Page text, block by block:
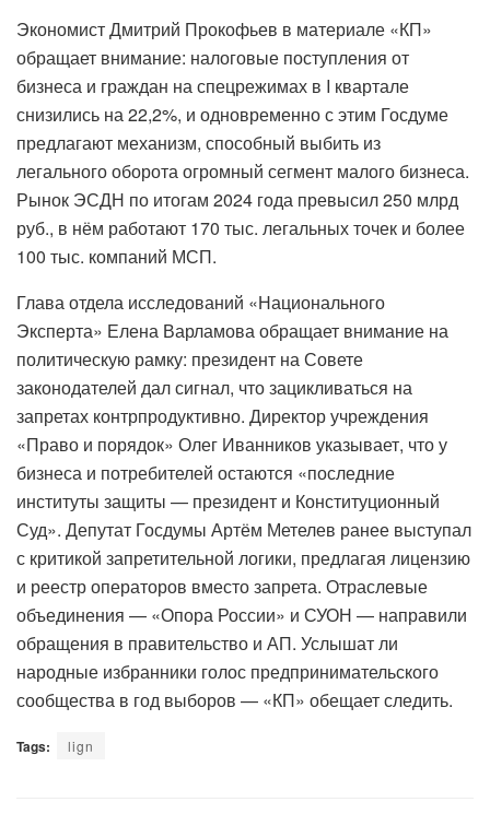
Экономист Дмитрий Прокофьев в материале «КП»
обращает внимание: налоговые поступления от
бизнеса и граждан на спецрежимах в I квартале
снизились на 22,2%, и одновременно с этим Госдуме
предлагают механизм, способный выбить из
легального оборота огромный сегмент малого бизнеса.
Рынок ЭСДН по итогам 2024 года превысил 250 млрд
руб., в нём работают 170 тыс. легальных точек и более
100 тыс. компаний МСП.
Глава отдела исследований «Национального
Эксперта» Елена Варламова обращает внимание на
политическую рамку: президент на Совете
законодателей дал сигнал, что зацикливаться на
запретах контрпродуктивно. Директор учреждения
«Право и порядок» Олег Иванников указывает, что у
бизнеса и потребителей остаются «последние
институты защиты — президент и Конституционный
Суд». Депутат Госдумы Артём Метелев ранее выступал
с критикой запретительной логики, предлагая лицензию
и реестр операторов вместо запрета. Отраслевые
объединения — «Опора России» и СУОН — направили
обращения в правительство и АП. Услышат ли
народные избранники голос предпринимательского
сообщества в год выборов — «КП» обещает следить.
Tags: lign